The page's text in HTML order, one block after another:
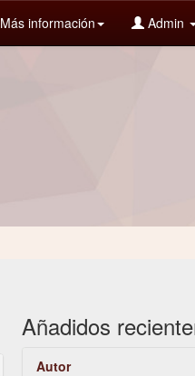
Más información Admin
Añadidos
Autor